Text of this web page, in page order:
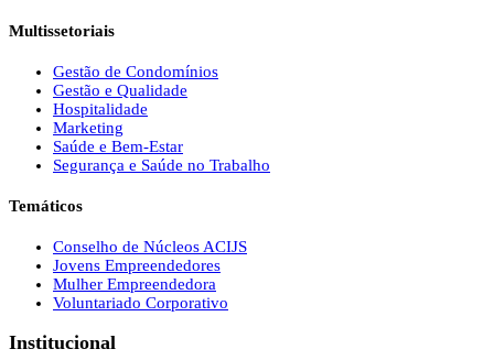
Multissetoriais
Gestão de Condomínios
Gestão e Qualidade
Hospitalidade
Marketing
Saúde e Bem-Estar
Segurança e Saúde no Trabalho
Temáticos
Conselho de Núcleos ACIJS
Jovens Empreendedores
Mulher Empreendedora
Voluntariado Corporativo
Institucional